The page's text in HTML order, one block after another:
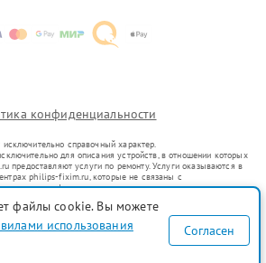
конфиденциальности
справочный характер.
для описания устройств, в отношении которых
предоставляют услуги по ремонту. Услуги оказываются в
philips-fixim.ru, которые не связаны с
или их официальными представителями.
уже введенных в гражданский оборот в соответствии
преследует цели индивидуализации услуг или введения
для информирования о предоставляемых услугах по
не является публичной офертой, определяемой
файлы cookie. Вы можете
использования
Согласен